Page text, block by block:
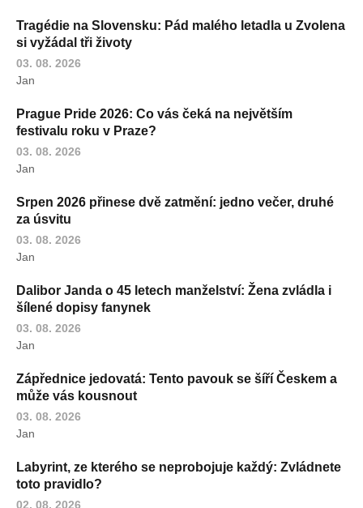
Tragédie na Slovensku: Pád malého letadla u Zvolena
si vyžádal tři životy
03. 08. 2026
Jan
Prague Pride 2026: Co vás čeká na největším
festivalu roku v Praze?
03. 08. 2026
Jan
Srpen 2026 přinese dvě zatmění: jedno večer, druhé
za úsvitu
03. 08. 2026
Jan
Dalibor Janda o 45 letech manželství: Žena zvládla i
šílené dopisy fanynek
03. 08. 2026
Jan
Zápřednice jedovatá: Tento pavouk se šíří Českem a
může vás kousnout
03. 08. 2026
Jan
Labyrint, ze kterého se neprobojuje každý: Zvládnete
toto pravidlo?
02. 08. 2026